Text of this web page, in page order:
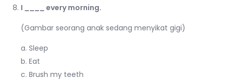
I ____ every morning.
(Gambar seorang anak sedang menyikat gigi)
a. Sleep
b. Eat
c. Brush my teeth